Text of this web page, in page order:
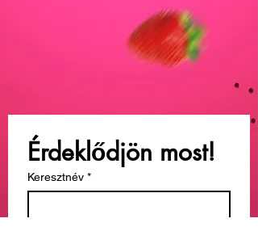
Érdeklődjön most!
Keresztnév *